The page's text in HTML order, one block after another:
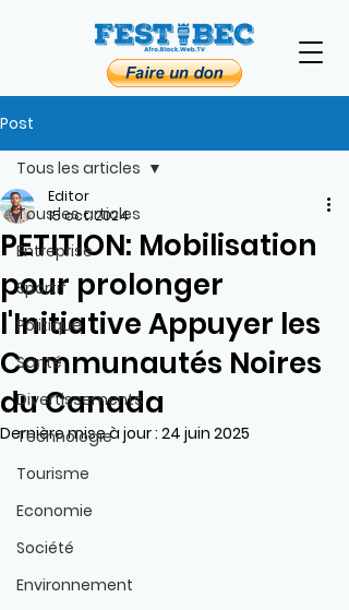
Post
Tous les articles
Entreprise
Sportif
Politique
Santé
Divertissements
Technologie
Tourisme
Economie
Société
Environnement
Tous les articles
PETITION: Mobilisation
pour prolonger
l'Initiative Appuyer les
Communautés Noires
du Canada
Editor
15 oct. 2024
Dernière mise à jour : 24 juin 2025